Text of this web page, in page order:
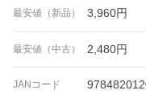
最安値（新品） 3,960円
最安値（中古） 2,480円
JANコード